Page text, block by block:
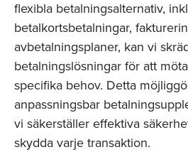
flexibla betalningsalternativ,
betalkortsbetalningar,
avbetalningsplaner, kan vi
betalningslösningar för att
specifika behov. Detta
anpassningsbar
vi säkerställer effektiva
skydda varje transaktion.